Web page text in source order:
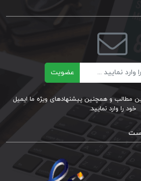
عضویت
مطالب و همچنین پیشنهادهای ویژه ما ایمیل
خود را وارد نمایید.